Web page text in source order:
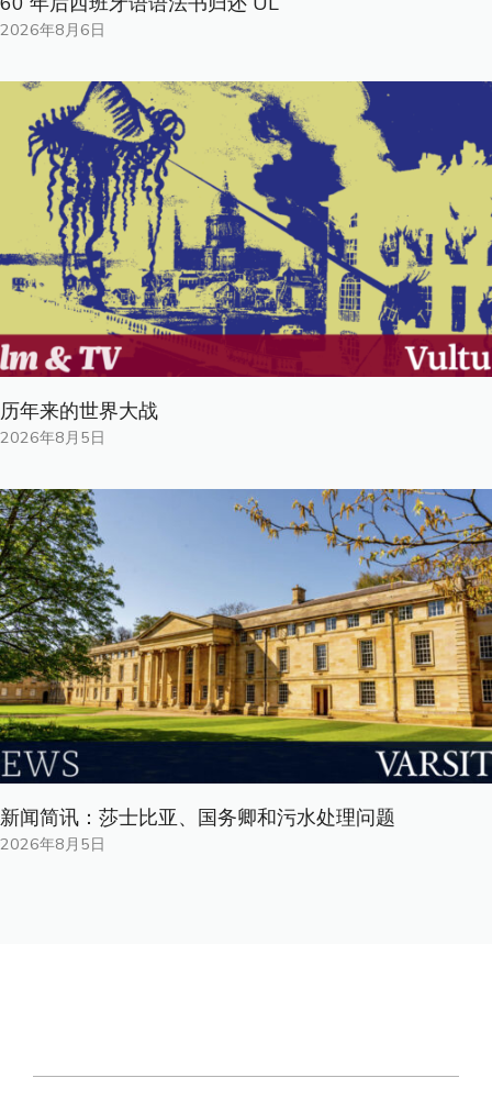
2026年8月6日
历年来的世界大战
2026年8月5日
新闻简讯：莎士比亚、国务卿和污水处理问题
2026年8月5日